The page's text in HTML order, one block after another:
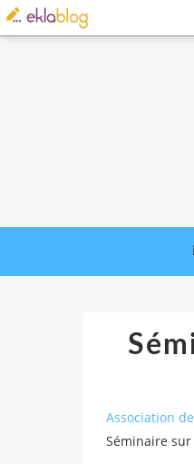
Association
Séminaire